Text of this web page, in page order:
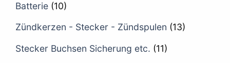
Batterie (10)
Zündkerzen - Stecker - Zündspulen (13)
Stecker Buchsen Sicherung etc. (11)